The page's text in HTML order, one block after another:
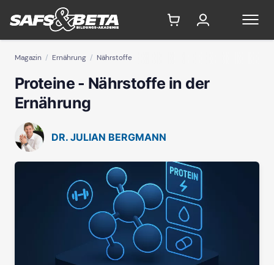
Magazin Ernährung Nährstoffe
Proteine - Nährstoffe in der
Ernährung
DR. JULIAN BERGMANN